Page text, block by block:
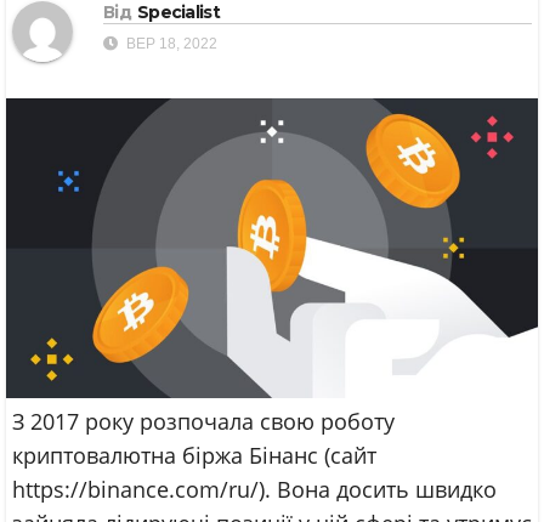
Від Specialist
ВЕР 18, 2022
З 2017 року розпочала свою роботу
криптовалютна біржа Бінанс (сайт
https://binance.com/ru/). Вона досить швидко